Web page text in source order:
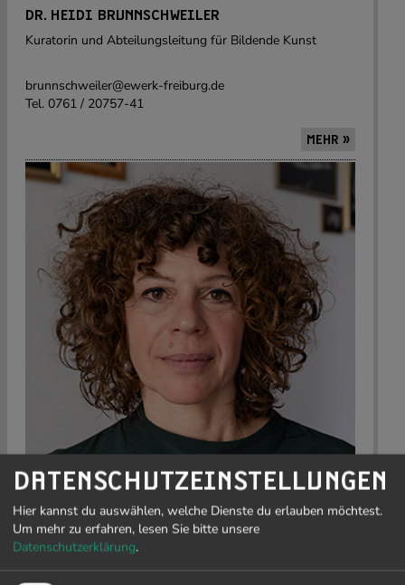
DR. HEIDI BRUNNSCHWEILER
Kuratorin und Abteilungsleitung für Bildende Kunst
brunnschweiler@ewerk-freiburg.de
Tel. 0761 / 20757-41
MEHR »
STEPHANIE MOERS
Programm Tanz und Performance, Ansprechperson für
Fragen bezüglich Zugänglichkeit
DATENSCHUTZEINSTELLUNGEN
Hier kannst du auswählen, welche Dienste du erlauben möchtest.
Um mehr zu erfahren, lesen Sie bitte unsere
Datenschutzerklärung.